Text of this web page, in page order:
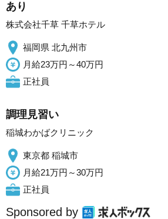
あり
株式会社千草 千草ホテル
福岡県 北九州市
月給23万円～40万円
正社員
調理見習い
稲城わかばクリニック
東京都 稲城市
月給21万円～30万円
正社員
Sponsored by